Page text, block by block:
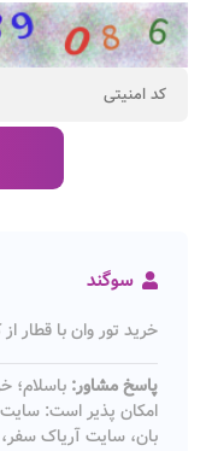
سوگند
خرید تور وان با قطار
پاسخ مشاور: باسلام؛
امکان پذیر است:
بان، سایت آریاک